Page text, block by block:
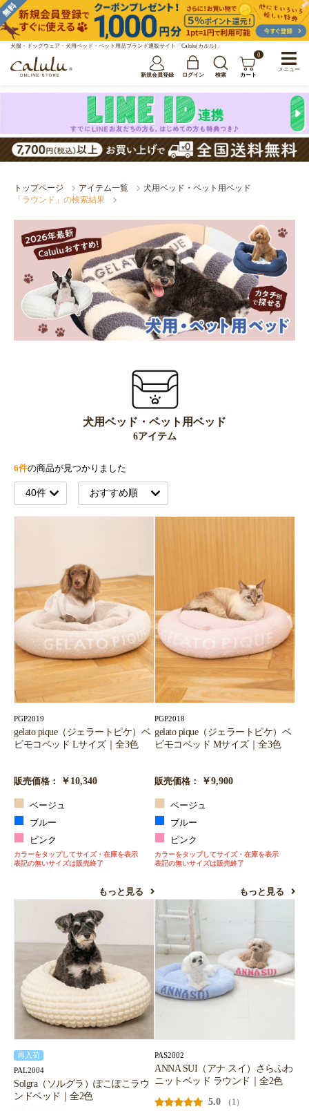
犬服・ドッグウェア・犬用ベッド・ペット用品ブランド通販サイト「Calulu(カルル)」
新規会員登録 ログイン 検索
0
カート
トップページ アイテム一覧
犬用ベッド・ペット用ベッド
「ラウンド」の検索結果
犬用ベッド・ペット用ベッド
6アイテム
6件の商品が見つかりました
PGP2019
gelato pique（ジェラートピケ）ベ
ビモコベッド Lサイズ｜全3色
販売価格： ￥10,340
ベージュ
ブルー
ピンク
カラーをタップしてサイズ・在庫を表示
表記の無いサイズは販売終了
もっと見る
PGP2018
gelato pique（ジェラートピケ）ベ
ビモコベッド Mサイズ｜全3色
販売価格： ￥9,900
ベージュ
ブルー
ピンク
カラーをタップしてサイズ・在庫を表示
表記の無いサイズは販売終了
もっと見る
再入荷
PAL2004
Solgra（ソルグラ）ぽこぽこラウ
ンドベッド｜全2色
PAS2002
ANNA SUI（アナ スイ）さらふわ
ニットベッド ラウンド｜全2色
5.0
（1）
メニュー